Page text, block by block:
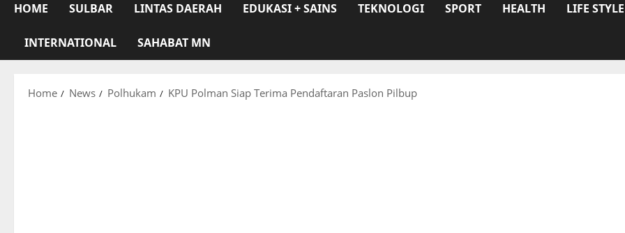
HOME SULBAR LINTAS DAERAH EDUKASI + SAINS TEKNOLOGI SPORT HEALTH LIFE STYLE
INTERNATIONAL SAHABAT MN
Home News Polhukam KPU Polman Siap Terima Pendaftaran Paslon Pilbup